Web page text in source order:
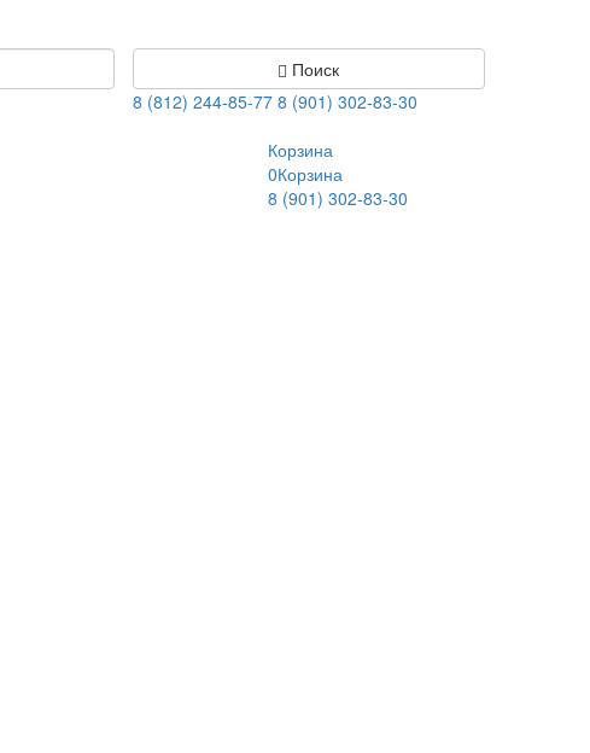
Поиск
8 (812) 244-85-77 8 (901) 302-83-30
Корзина
0Корзина
8 (901) 302-83-30